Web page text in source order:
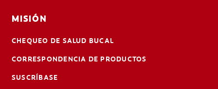
MISIÓN
CHEQUEO DE SALUD BUCAL
CORRESPONDENCIA DE PRODUCTOS
SUSCRÍBASE